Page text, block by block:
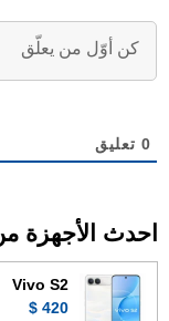
0 تعليق
احدث الأجهزة
Vivo S2
420 $